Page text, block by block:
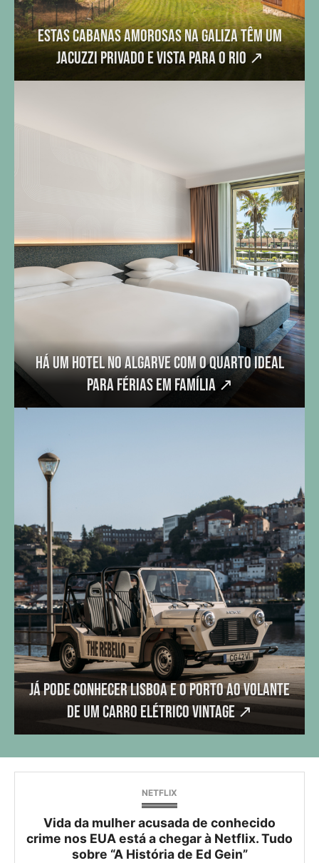
Estas cabanas amorosas na Galiza têm um
jacuzzi privado e vista para o rio↗
Há um hotel no Algarve com o quarto ideal
para férias em família ↗
Já pode conhecer Lisboa e o Porto ao volante
de um carro elétrico vintage ↗
NETFLIX
Vida da mulher acusada de conhecido
crime nos EUA está a chegar à Netflix. Tudo
sobre “A História de Ed Gein”